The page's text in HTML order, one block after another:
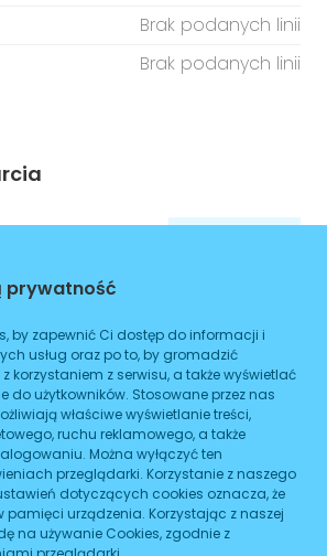
Brak podanych linii
Brak podanych linii
08:00-16:00
08:00 -
08:00-16:00
08:00-
08:00- 16:00
prywatność
by zapewnić Ci dostęp do informacji i
usług oraz po to, by gromadzić
korzystaniem z serwisu, a także wyświetlać
do użytkowników. Stosowane przez nas
właściwe wyświetlanie treści,
ruchu reklamowego, a także
Można wyłączyć ten
przeglądarki. Korzystanie z naszego
dotyczących cookies oznacza, że
pamięci urządzenia. Korzystając z naszej
na używanie Cookies, zgodnie z